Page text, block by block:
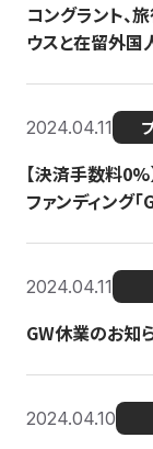
コングラント、
ウスと在留外国
2024.04.11
【決済手数料
ファンディング
2024.04.11
GW休業のお知
2024.04.10